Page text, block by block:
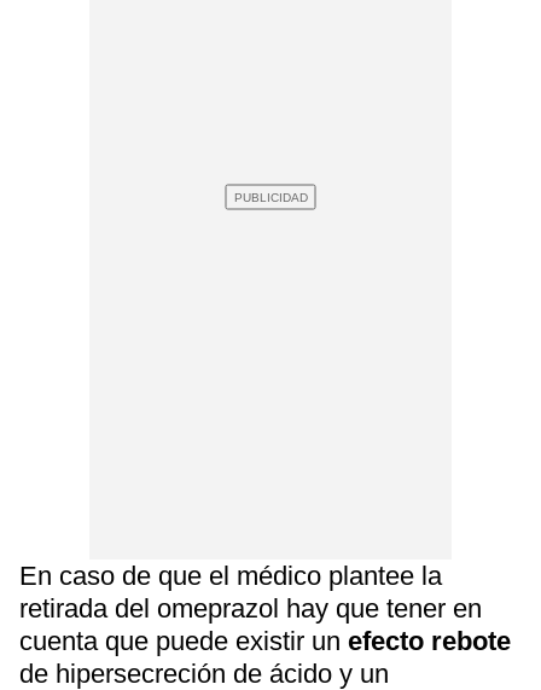
En caso de que el médico plantee la
retirada del omeprazol hay que tener en
cuenta que puede existir un efecto rebote
de hipersecreción de ácido y un